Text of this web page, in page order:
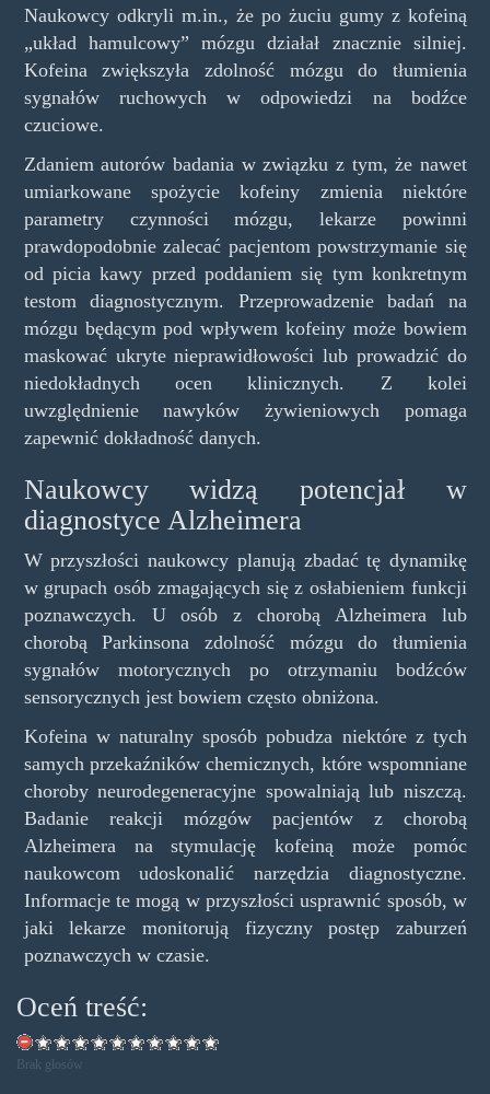
Naukowcy odkryli m.in., że po żuciu gumy z kofeiną
„układ hamulcowy” mózgu działał znacznie silniej.
Kofeina zwiększyła zdolność mózgu do tłumienia
sygnałów ruchowych w odpowiedzi na bodźce
czuciowe.
Zdaniem autorów badania w związku z tym, że nawet
umiarkowane spożycie kofeiny zmienia niektóre
parametry czynności mózgu, lekarze powinni
prawdopodobnie zalecać pacjentom powstrzymanie się
od picia kawy przed poddaniem się tym konkretnym
testom diagnostycznym. Przeprowadzenie badań na
mózgu będącym pod wpływem kofeiny może bowiem
maskować ukryte nieprawidłowości lub prowadzić do
niedokładnych ocen klinicznych. Z kolei
uwzględnienie nawyków żywieniowych pomaga
zapewnić dokładność danych.
Naukowcy widzą potencjał w
diagnostyce Alzheimera
W przyszłości naukowcy planują zbadać tę dynamikę
w grupach osób zmagających się z osłabieniem funkcji
poznawczych. U osób z chorobą Alzheimera lub
chorobą Parkinsona zdolność mózgu do tłumienia
sygnałów motorycznych po otrzymaniu bodźców
sensorycznych jest bowiem często obniżona.
Kofeina w naturalny sposób pobudza niektóre z tych
samych przekaźników chemicznych, które wspomniane
choroby neurodegeneracyjne spowalniają lub niszczą.
Badanie reakcji mózgów pacjentów z chorobą
Alzheimera na stymulację kofeiną może pomóc
naukowcom udoskonalić narzędzia diagnostyczne.
Informacje te mogą w przyszłości usprawnić sposób, w
jaki lekarze monitorują fizyczny postęp zaburzeń
poznawczych w czasie.
Oceń treść:
Brak głosów